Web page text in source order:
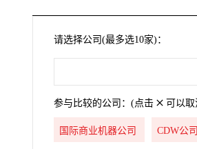
请选择公司(最多选10家)：
参与比较的公司：(点击 可以
国际商业机器公司 CDW公司